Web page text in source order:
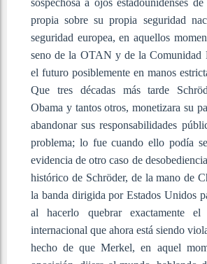
propia sobre su propia seguridad
seguridad europea, en aquellos
seno de la OTAN y de la Comunidad
el futuro posiblemente en manos
Que tres décadas más tarde
Obama y tantos otros, monetizara su
abandonar sus responsabilidades
problema; lo fue cuando ello podía
evidencia de otro caso de
histórico de Schröder, de la mano de
la banda dirigida por Estados Unidos
al hacerlo quebrar exactamente el
internacional que ahora está siendo
hecho de que Merkel, en aquel